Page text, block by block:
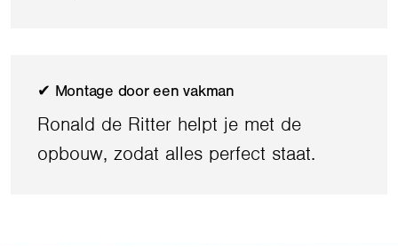
✔ Montage door een vakman
Ronald de Ritter helpt je met de
opbouw, zodat alles perfect staat.